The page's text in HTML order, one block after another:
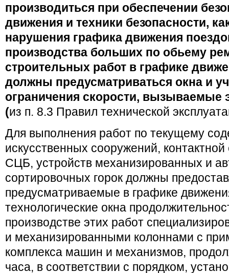
производиться при обеспечении
движения и техники безопасности,
нарушения графика движения
производства больших по обьему
строительных работ в графике
должны предусматриваться окна и
ограничения скорости, вызываемые
(из п. 8.3 Правил технической
Для выполнения работ по текущему
искусственных сооружений, контактной
СЦБ, устройств механизированных и
сортировочных горок должны
предусматриваемые в графике
технологические окна
производстве этих работ
и механизированными колоннами с
комплекса машин и механизмов,
часа, в соответствии с порядком,